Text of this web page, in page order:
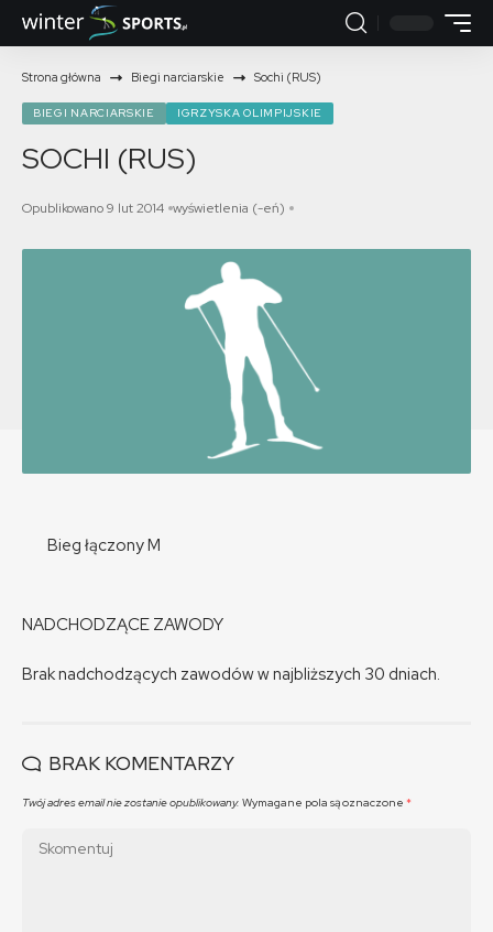
Strona główna Biegi narciarskie Sochi (RUS)
BIEGI NARCIARSKIE IGRZYSKA OLIMPIJSKIE
SOCHI (RUS)
Opublikowano 9 lut 2014 wyświetlenia (-eń)
Bieg łączony M
NADCHODZĄCE ZAWODY
Brak nadchodzących zawodów w najbliższych 30 dniach.
BRAK KOMENTARZY
Twój adres email nie zostanie opublikowany. Wymagane pola są oznaczone *